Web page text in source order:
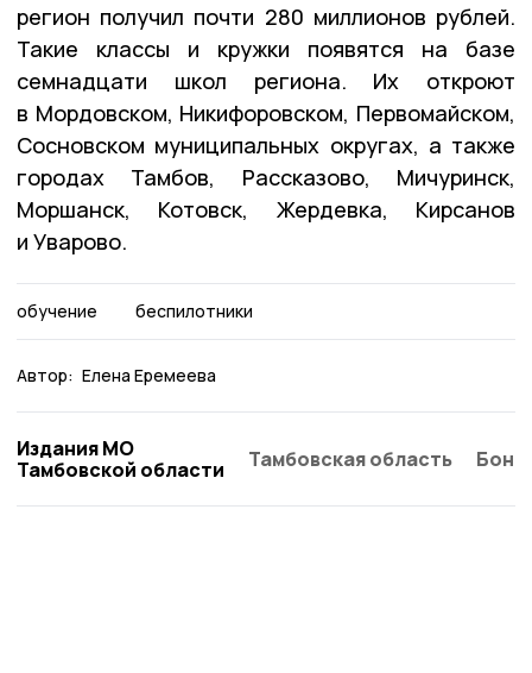
регион получил почти 280 миллионов рублей.
Такие классы и кружки появятся на базе
семнадцати школ региона. Их откроют
в Мордовском, Никифоровском, Первомайском,
Сосновском муниципальных округах, а также
городах Тамбов, Рассказово, Мичуринск,
Моршанск, Котовск, Жердевка, Кирсанов
и Уварово.
обучение беспилотники
Автор: Елена Еремеева
Издания МО
Тамбовской области
Тамбовская область